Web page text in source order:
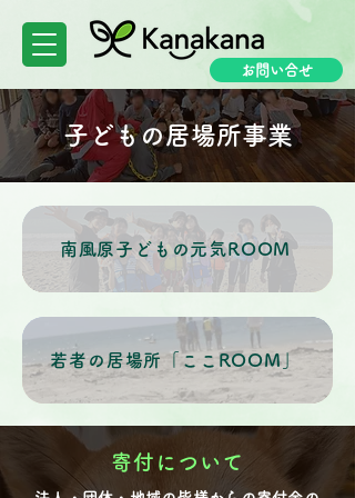
お問い合せ
子どもの居場所事業
南風原子どもの元気ROOM
若者の居場所「ここROOM」
寄付について